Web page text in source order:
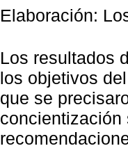
Elaboración:
Los resultados
los objetivos
que se
concientización